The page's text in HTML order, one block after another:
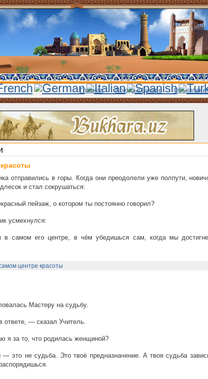
Главная Погода в Бухаре
отправились в горы. Когда они преодолели уже полпути,
и стал сокрушаться:
пейзаж, о котором ты постоянно говорил?
усмехнулся:
самом его центре, в чём убедишься сам, когда мы
центре красоты
Мастеру на судьбу.
— сказал Учитель.
я за то, что родилась женщиной?
это не судьба. Это твоё предназначение. А твоя судьба